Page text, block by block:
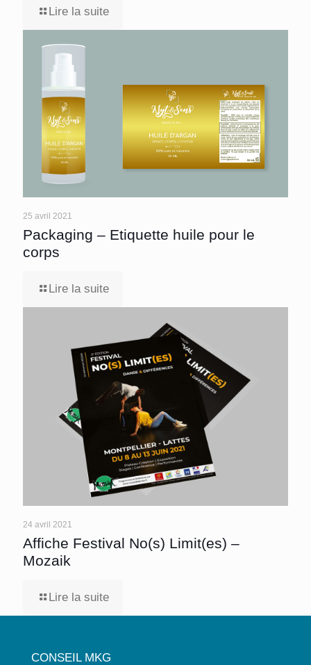
Lire la suite
25 avril 2021
Packaging – Etiquette huile pour le
corps
Lire la suite
24 avril 2021
Affiche Festival No(s) Limit(es) –
Mozaik
Lire la suite
CONSEIL MKG